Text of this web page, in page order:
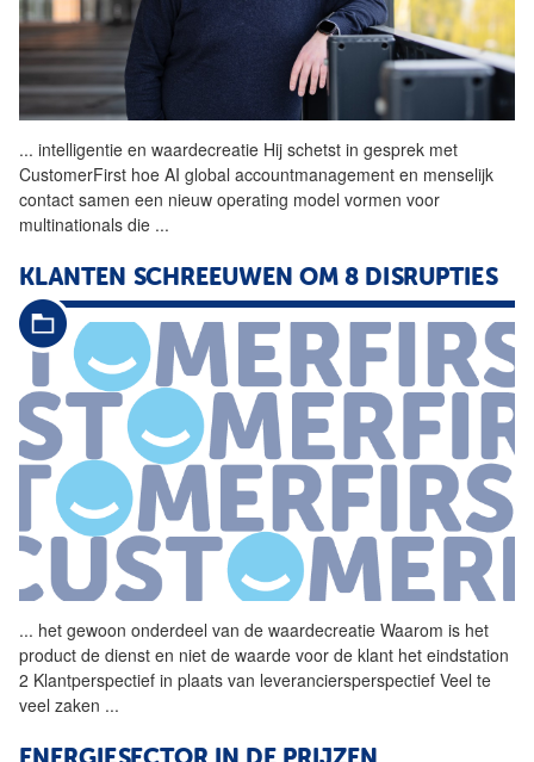
... intelligentie en waardecreatie Hij schetst in gesprek met
CustomerFirst hoe AI global accountmanagement en menselijk
contact samen een nieuw operating model vormen voor
multinationals die ...
KLANTEN SCHREEUWEN OM 8 DISRUPTIES
... het gewoon onderdeel van de waardecreatie Waarom is het
product de dienst en niet de waarde voor de klant het eindstation
2 Klantperspectief in plaats van leveranciersperspectief Veel te
veel zaken ...